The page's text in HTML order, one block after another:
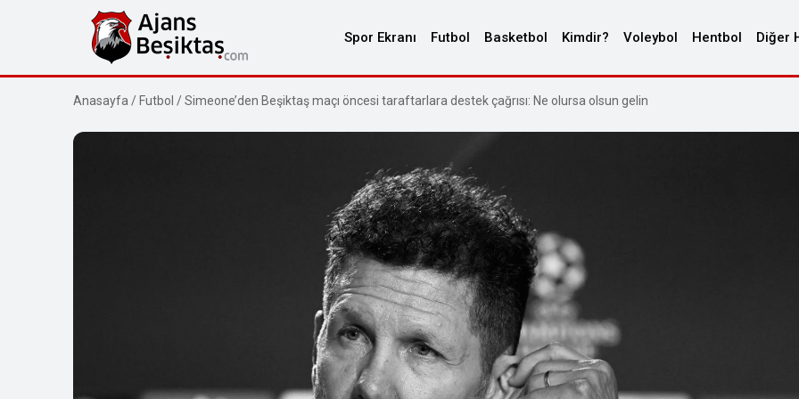
Spor Ekranı Futbol Basketbol Kimdir? Voleybol Hentbol Diğer
Anasayfa / Futbol /Simeone’den Beşiktaş maçı öncesi taraftarlara destek çağrısı: Ne olursa olsun gelin